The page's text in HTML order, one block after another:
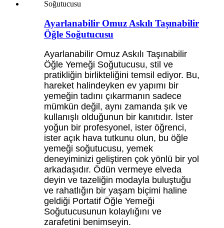
Ayarlanabilir Omuz Askılı Taşınabilir
Öğle Soğutucusu
Ayarlanabilir Omuz Askılı Taşınabilir
Öğle Yemeği Soğutucusu, stil ve
pratikliğin birlikteliğini temsil ediyor. Bu,
hareket halindeyken ev yapımı bir
yemeğin tadını çıkarmanın sadece
mümkün değil, aynı zamanda şık ve
kullanışlı olduğunun bir kanıtıdır. İster
yoğun bir profesyonel, ister öğrenci,
ister açık hava tutkunu olun, bu öğle
yemeği soğutucusu, yemek
deneyiminizi geliştiren çok yönlü bir yol
arkadaşıdır. Ödün vermeye elveda
deyin ve tazeliğin modayla buluştuğu
ve rahatlığın bir yaşam biçimi haline
geldiği Portatif Öğle Yemeği
Soğutucusunun kolaylığını ve
zarafetini benimseyin.